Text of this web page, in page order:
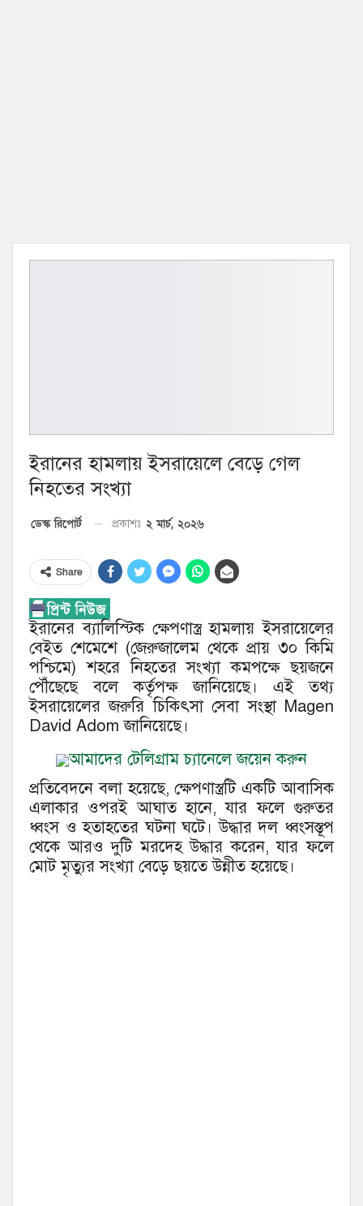
ইরানের হামলায় ইসরায়েলে বেড়ে গেল
নিহতের সংখ্যা
ডেস্ক রিপোর্ট প্রকাশঃ ২ মার্চ, ২০২৬
Share
ইরানের ব্যালিস্টিক ক্ষেপণাস্ত্র হামলায় ইসরায়েলের
বেইত শেমেশে (জেরুজালেম থেকে প্রায় ৩০ কিমি
পশ্চিমে) শহরে নিহতের সংখ্যা কমপক্ষে ছয়জনে
পৌঁছেছে বলে কর্তৃপক্ষ জানিয়েছে। এই তথ্য
ইসরায়েলের জরুরি চিকিৎসা সেবা সংস্থা Magen
David Adom জানিয়েছে।
আমাদের টেলিগ্রাম চ্যানেলে জয়েন করুন
প্রতিবেদনে বলা হয়েছে, ক্ষেপণাস্ত্রটি একটি আবাসিক
এলাকার ওপরই আঘাত হানে, যার ফলে গুরুতর
ধ্বংস ও হতাহতের ঘটনা ঘটে। উদ্ধার দল ধ্বংসস্তূপ
থেকে আরও দুটি মরদেহ উদ্ধার করেন, যার ফলে
মোট মৃত্যুর সংখ্যা বেড়ে ছয়তে উন্নীত হয়েছে।